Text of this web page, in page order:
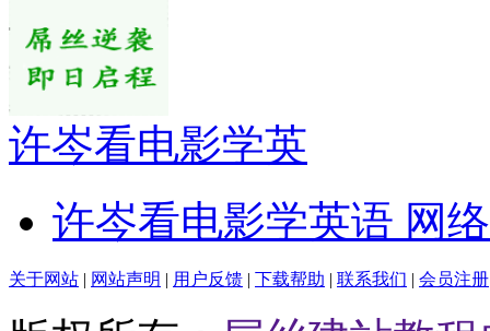
许岑看电影学英
许岑看电影学英语 网
关于网站 | 网站声明 | 用户反馈 | 下载帮助 | 联系我们 | 会员注册